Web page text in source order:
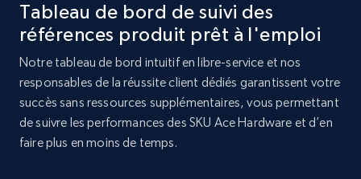
Amazon products global dataset
Title, Seller name, Brand, Description, Initial
price, Currency, Availability, Reviews count, and
more.
Tableau de bord de suivi des
références produit prêt à l'emploi
Notre tableau de bord intuitif en libre-service et nos
responsables de la réussite client dédiés garantissent votre
succès sans ressources supplémentaires, vous permettant
de suivre les performances des SKU Ace Hardware et d’en
faire plus en moins de temps.